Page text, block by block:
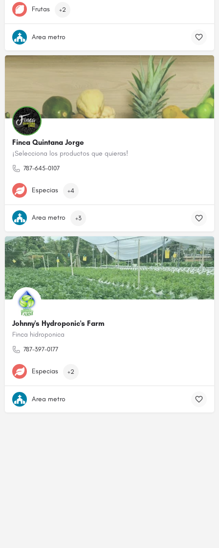
Frutas +2
Area metro
Finca Quintana Jorge
¡Selecciona los productos que quieras!
787-645-0107
Especias +4
Area metro +3
Johnny's Hydroponic's Farm
Finca hidroponica
787-397-0177
Especias +2
Area metro